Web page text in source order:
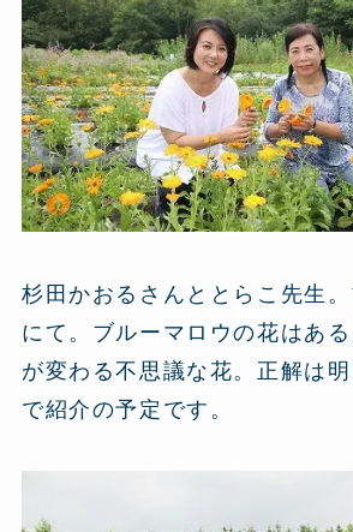
杉田かおるさんととらこ先生
にて。ブルーマロウの花はあ
が変わる不思議な花。正解は
で紹介の予定です。